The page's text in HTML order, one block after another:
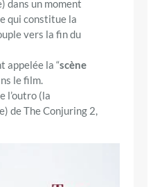
dans un moment
qui constitue la
vers la fin du
appelée la “scène
le film.
l’outro (la
de The Conjuring 2,